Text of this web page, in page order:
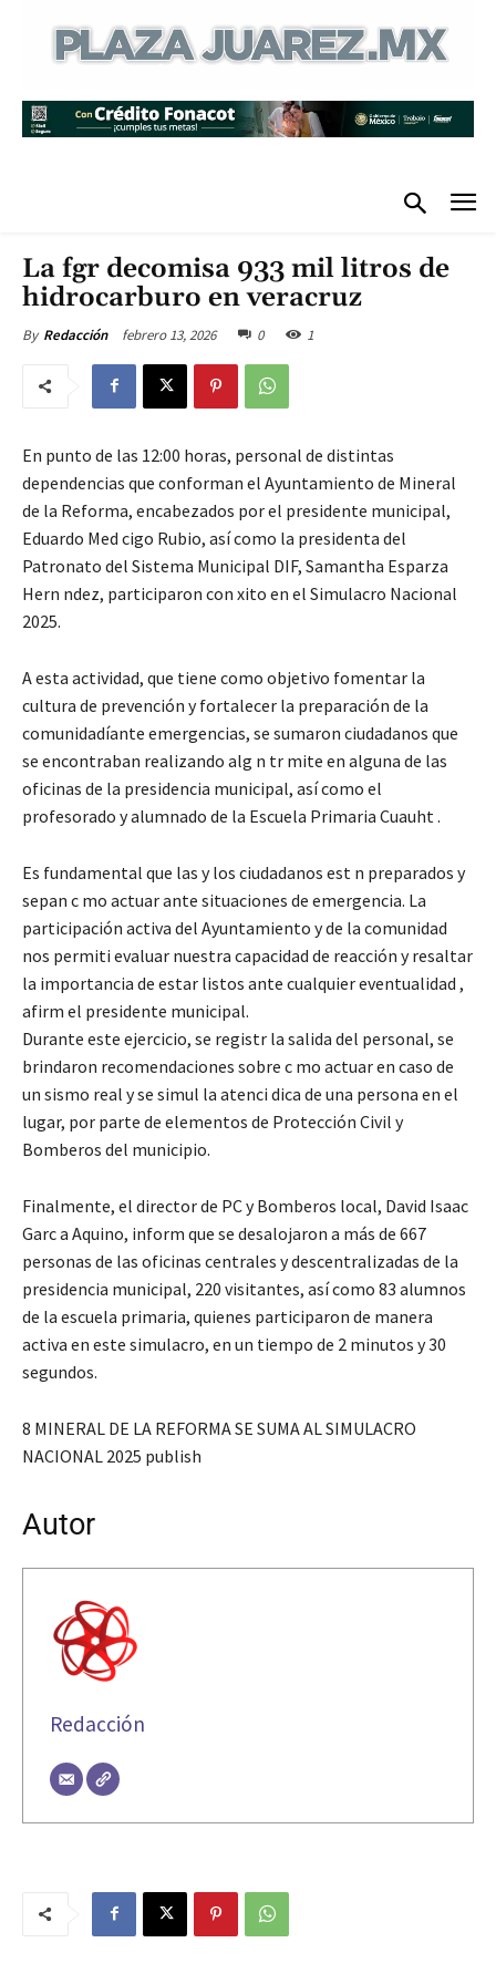
La fgr decomisa 933 mil litros de
hidrocarburo en veracruz
By Redacción febrero 13, 2026 0 1
En punto de las 12:00 horas, personal de distintas
dependencias que conforman el Ayuntamiento de Mineral
de la Reforma, encabezados por el presidente municipal,
Eduardo Med cigo Rubio, así como la presidenta del
Patronato del Sistema Municipal DIF, Samantha Esparza
Hern ndez, participaron con xito en el Simulacro Nacional
2025.
A esta actividad, que tiene como objetivo fomentar la
cultura de prevención y fortalecer la preparación de la
comunidadíante emergencias, se sumaron ciudadanos que
se encontraban realizando alg n tr mite en alguna de las
oficinas de la presidencia municipal, así como el
profesorado y alumnado de la Escuela Primaria Cuauht .
Es fundamental que las y los ciudadanos est n preparados y
sepan c mo actuar ante situaciones de emergencia. La
participación activa del Ayuntamiento y de la comunidad
nos permiti evaluar nuestra capacidad de reacción y resaltar
la importancia de estar listos ante cualquier eventualidad ,
afirm el presidente municipal.
Durante este ejercicio, se registr la salida del personal, se
brindaron recomendaciones sobre c mo actuar en caso de
un sismo real y se simul la atenci dica de una persona en el
lugar, por parte de elementos de Protección Civil y
Bomberos del municipio.
Finalmente, el director de PC y Bomberos local, David Isaac
Garc a Aquino, inform que se desalojaron a más de 667
personas de las oficinas centrales y descentralizadas de la
presidencia municipal, 220 visitantes, así como 83 alumnos
de la escuela primaria, quienes participaron de manera
activa en este simulacro, en un tiempo de 2 minutos y 30
segundos.
8 MINERAL DE LA REFORMA SE SUMA AL SIMULACRO
NACIONAL 2025 publish
Autor
Redacción